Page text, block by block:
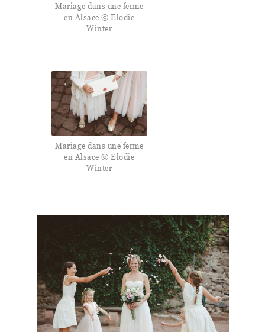
Mariage dans une ferme
en Alsace © Elodie
Winter
Mariage dans une ferme
en Alsace © Elodie
Winter